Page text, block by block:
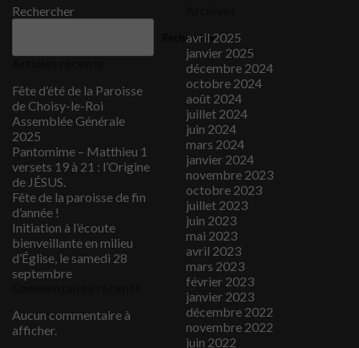
Rechercher
Rechercher
Fête d’été de la Paroisse
de Choisy-le-Roi
Assemblée Générale
2025
Pantomime – Matthieu 1
versets 19 à 21 : l’Origine
de JÉSUS.
Fête de la paroisse de fin
d’année !
Initiation à l’écoute
bienveillante en milieu
d’Église, le samedi 28
septembre
Aucun commentaire à
afficher.
avril 2025
janvier 2025
décembre 2024
octobre 2024
août 2024
juillet 2024
juin 2024
mars 2024
janvier 2024
novembre 2023
octobre 2023
juillet 2023
juin 2023
mai 2023
avril 2023
mars 2023
février 2023
janvier 2023
décembre 2022
novembre 2022
juin 2022